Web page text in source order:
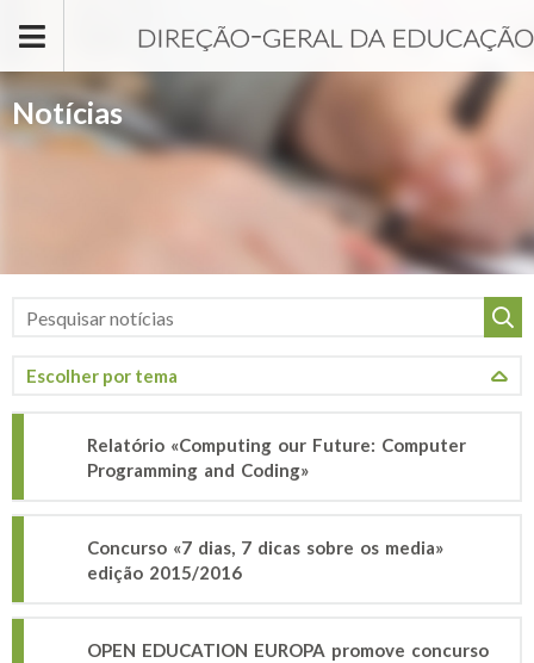
Notícias
Relatório «Computing our Future: Computer
Programming and Coding»
Concurso «7 dias, 7 dicas sobre os media»
edição 2015/2016
OPEN EDUCATION EUROPA promove concurso